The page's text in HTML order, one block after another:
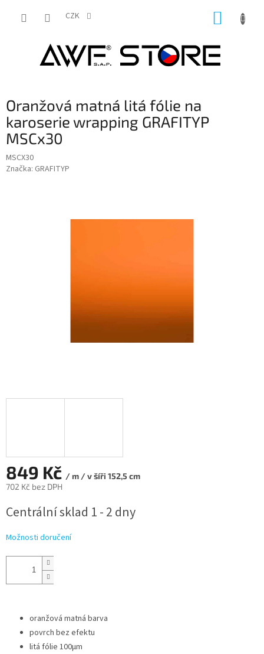
CZK
Oranžová matná litá fólie na
karoserie wrapping GRAFITYP
MSCx30
MSCX30
Značka: GRAFITYP
849 Kč / m / v šíři 152,5 cm
702 Kč bez DPH
cena:
Centrální sklad 1 - 2 dny
Možnosti doručení
oranžová matná barva
povrch bez efektu
litá fólie 100μm